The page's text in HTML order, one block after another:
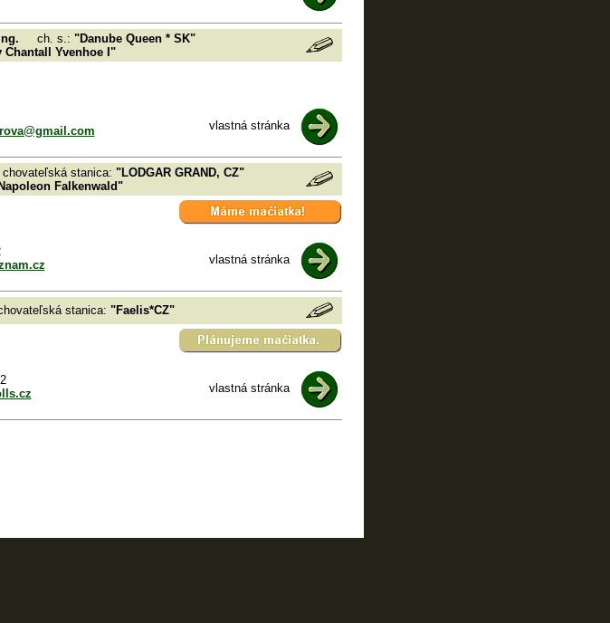
ch. s.: "Danube Queen * SK"
Chantall Yvenhoe I"
vlastná stránka
stanica: "LODGAR GRAND, CZ"
Falkenwald"
vlastná stránka
stanica: "Faelis*CZ"
vlastná stránka